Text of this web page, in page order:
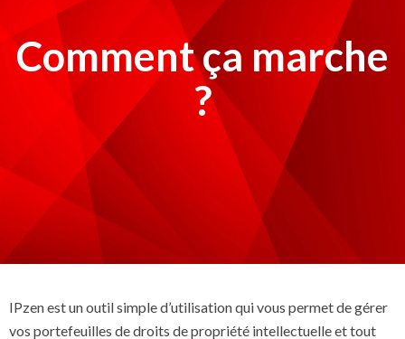
Comment ça marche
?
IPzen est un outil simple d’utilisation qui vous permet de gérer
vos portefeuilles de droits de propriété intellectuelle et tout